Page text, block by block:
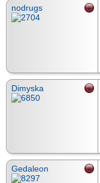
nodrugs
Dimyska
Gedaleon